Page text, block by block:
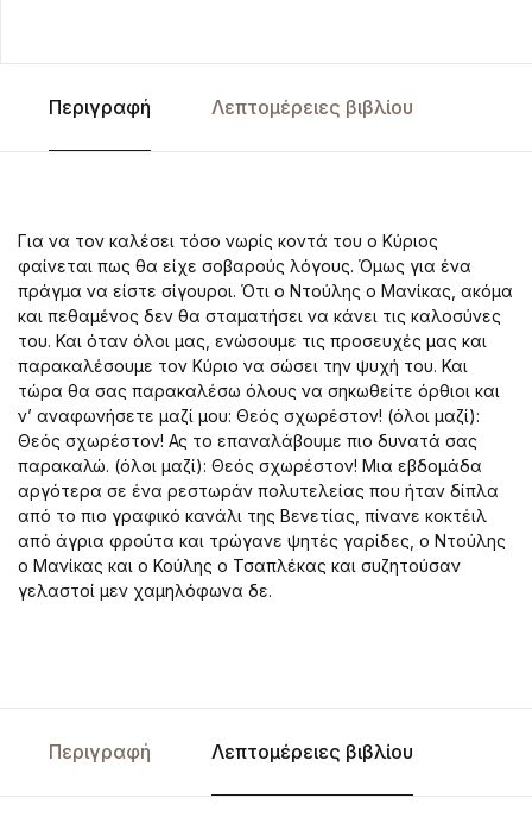
Περιγραφή Λεπτομέρειες βιβλίου
Για να τον καλέσει τόσο νωρίς κοντά του ο Κύριος
φαίνεται πως θα είχε σοβαρούς λόγους. Όμως για ένα
πράγμα να είστε σίγουροι. Ότι ο Ντούλης ο Μανίκας, ακόμα
και πεθαμένος δεν θα σταματήσει να κάνει τις καλοσύνες
του. Και όταν όλοι μας, ενώσουμε τις προσευχές μας και
παρακαλέσουμε τον Κύριο να σώσει την ψυχή του. Και
τώρα θα σας παρακαλέσω όλους να σηκωθείτε όρθιοι και
ν’ αναφωνήσετε μαζί μου: Θεός σχωρέστον! (όλοι μαζί):
Θεός σχωρέστον! Ας το επαναλάβουμε πιο δυνατά σας
παρακαλώ. (όλοι μαζί): Θεός σχωρέστον! Μια εβδομάδα
αργότερα σε ένα ρεστωράν πολυτελείας που ήταν δίπλα
από το πιο γραφικό κανάλι της Βενετίας, πίνανε κοκτέιλ
από άγρια φρούτα και τρώγανε ψητές γαρίδες, ο Ντούλης
ο Μανίκας και ο Κούλης ο Τσαπλέκας και συζητούσαν
γελαστοί μεν χαμηλόφωνα δε.
Περιγραφή Λεπτομέρειες βιβλίου